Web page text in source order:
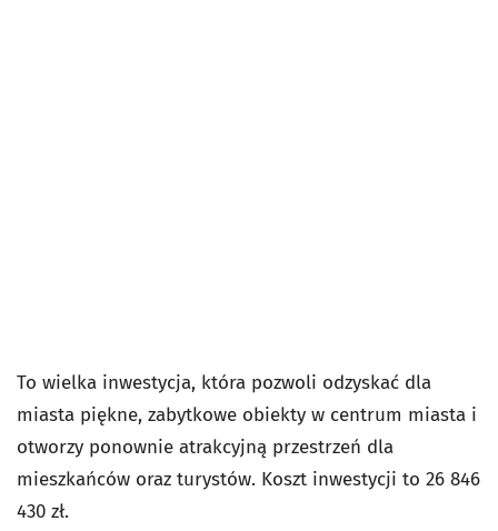
To wielka inwestycja, która pozwoli odzyskać dla
miasta piękne, zabytkowe obiekty w centrum miasta i
otworzy ponownie atrakcyjną przestrzeń dla
mieszkańców oraz turystów. Koszt inwestycji to 26 846
430 zł.